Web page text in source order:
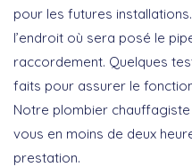
pour les futures
l’endroit où sera posé le
raccordement. Quelques
faits pour assurer le
Notre plombier
vous en moins de deux
prestation.